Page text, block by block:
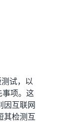
试，以
事项。这
因互联网
其检测互